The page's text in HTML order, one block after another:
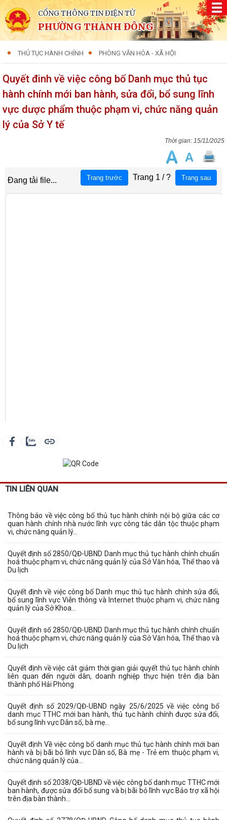
CỔNG THÔNG TIN ĐIỆN TỬ
PHƯỜNG THÀNH ĐÔNG
THỦ TỤC HÀNH CHÍNH PHÒNG VĂN HÓA - XÃ HỘI
Quyết đinh về việc công bố Danh mục thủ tục
hành chính mới ban hành, sửa đổi, bổ sung lĩnh
vực dược phẩm thuộc phạm vi, chức năng quản
lý của Sở Y tế
15/11/2025
TIN LIÊN QUAN
Thông báo về việc công bố thủ tục hành chính nội bộ giữa các cơ
quan hành chính nhà nước lĩnh vực công tác dân tộc thuộc phạm
vi, chức năng quản lý...
Quyết định số 2850/QĐ-UBND Danh mục thủ tục hành chính chuẩn
hoá thuộc phạm vi, chức năng quản lý của Sở Văn hóa, Thể thao và
Du lịch
Quyết định về việc công bố Danh mục thủ tục hành chính sửa đổi,
bổ sung lĩnh vực Viễn thông và Internet thuộc phạm vi, chức năng
quản lý của Sở Khoa...
Quyết định số 2850/QĐ-UBND Danh mục thủ tục hành chính chuẩn
hoá thuộc phạm vi, chức năng quản lý của Sở Văn hóa, Thể thao và
Du lịch
Quyết định về việc cắt giảm thời gian giải quyết thủ tục hành chính
liên quan đến người dân, doanh nghiệp thực hiện trên địa bàn
thành phố Hải Phòng
Quyết định số 2029/QĐ-UBND ngày 25/6/2025 về việc công bố
danh mục TTHC mới ban hành, thủ tục hành chính được sửa đổi,
bổ sung lĩnh vực Dân số, bà mẹ...
Quyết định Về việc công bố danh mục thủ tục hành chính mới ban
hành và bị bãi bỏ lĩnh vực Dân số, Bà mẹ - Trẻ em thuộc phạm vi,
chức năng quản lý của...
Quyết định số 2038/QĐ-UBND về việc công bố danh mục TTHC mới
ban hành, được sửa đổi bổ sung và bị bãi bỏ lĩnh vực Bảo trợ xã hội
trên địa bàn thành...